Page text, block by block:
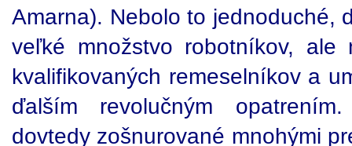
Amarna). Nebolo to jednoduché,
veľké množstvo robotníkov,
kvalifikovaných remeselníkov a
ďalším revolučným
dovtedy zošnurované mnohými